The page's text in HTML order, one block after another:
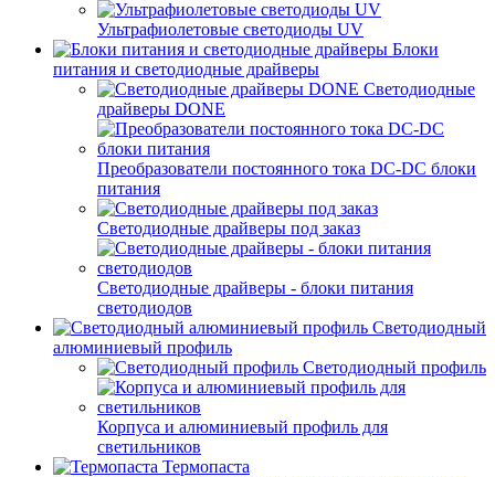
Ультрафиолетовые светодиоды UV
Блоки
питания и светодиодные драйверы
Светодиодные
драйверы DONE
Преобразователи постоянного тока DC-DC блоки
питания
Светодиодные драйверы под заказ
Светодиодные драйверы - блоки питания
светодиодов
Светодиодный
алюминиевый профиль
Светодиодный профиль
Корпуса и алюминиевый профиль для
светильников
Термопаста